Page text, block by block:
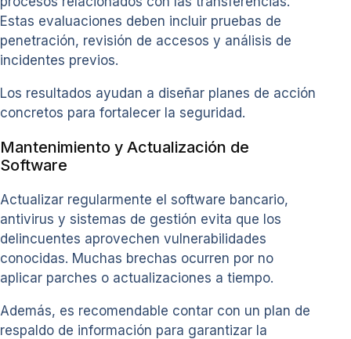
Estas evaluaciones deben incluir pruebas de
penetración, revisión de accesos y análisis de
incidentes previos.
Los resultados ayudan a diseñar planes de acción
concretos para fortalecer la seguridad.
Mantenimiento y Actualización de
Software
Actualizar regularmente el software bancario,
antivirus y sistemas de gestión evita que los
delincuentes aprovechen vulnerabilidades
conocidas. Muchas brechas ocurren por no
aplicar parches o actualizaciones a tiempo.
Además, es recomendable contar con un plan de
respaldo de información para garantizar la